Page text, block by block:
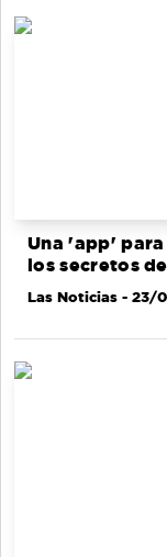
Una 'app'
los secretos
Las Noticias - 23/